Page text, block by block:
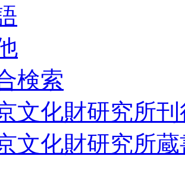
検索
文化財研究所
文化財研究所